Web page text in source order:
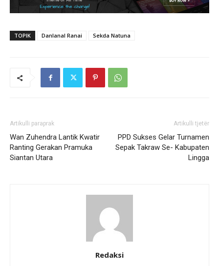
TOPIK Danlanal Ranai Sekda Natuna
Artikulli paraprak
Wan Zuhendra Lantik Kwatir
Ranting Gerakan Pramuka
Siantan Utara
Artikulli tjetër
PPD Sukses Gelar Turnamen
Sepak Takraw Se- Kabupaten
Lingga
Redaksi